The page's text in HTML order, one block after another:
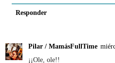
Responder
Pilar / MamásFullTime
¡¡Ole, ole!!